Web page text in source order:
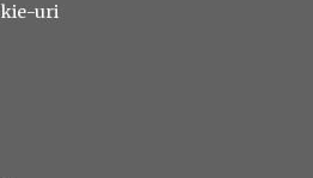
uri